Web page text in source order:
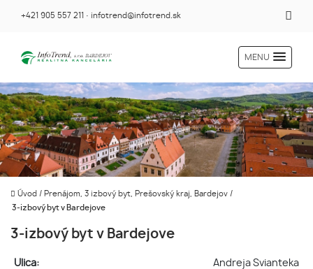
+421 905 557 211 · infotrend@infotrend.sk
MENU
Úvod / Prenájom, 3 izbový byt, Prešovský kraj, Bardejov /
3-izbový byt v Bardejove
3-izbový byt v Bardejove
Ulica:
Andreja Svianteka